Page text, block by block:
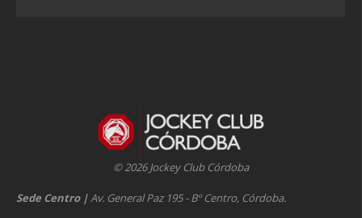
© 2026 Jockey Club Córdoba
Sede Centro |Av. General Paz 195 - Bº Centro, Córdoba.